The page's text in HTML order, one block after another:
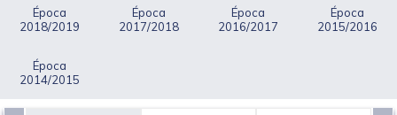
Época
2018/2019
Época
2017/2018
Época
2016/2017
Época
2015/2016
Época
2014/2015